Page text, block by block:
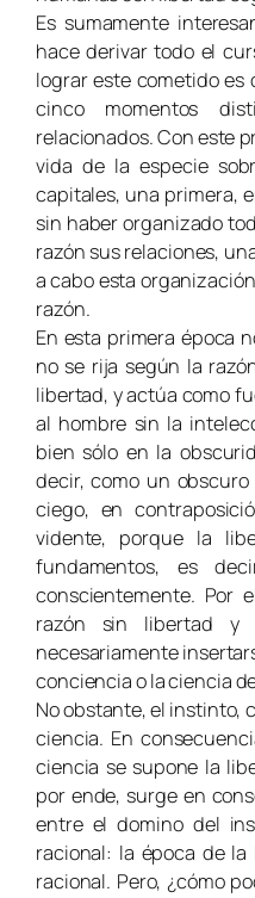
Es sumamente
hace derivar todo el
lograr este cometido es
cinco momentos
relacionados. Con este
vida de la especie
capitales, una primera,
sin haber organizado
razón sus relaciones,
a cabo esta
razón.
En esta primera época
no se rija según la
libertad, y actúa como
al hombre sin la
bien sólo en la
decir, como un
ciego, en
vidente, porque la
fundamentos, es
conscientemente. Por
razón sin libertad y
necesariamente
conciencia o la ciencia
No obstante, el instinto,
ciencia. En
ciencia se supone la
por ende, surge en
entre el domino del
racional: la época de
racional. Pero, ¿cómo